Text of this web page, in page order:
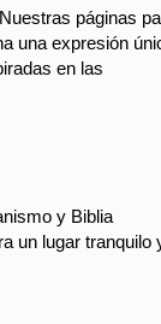
páginas
una expresión
en las
y Biblia
un lugar tranquilo